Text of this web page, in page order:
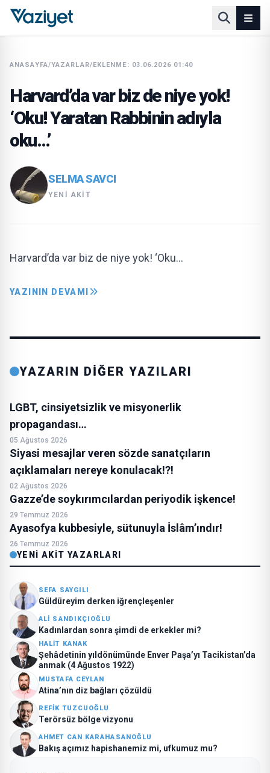
ANASAYFA/YAZARLAR/EKLENME: 03.06.2026 01:40
Harvard’da var biz de niye yok!
‘Oku! Yaratan Rabbinin adıyla
oku…’
SELMA SAVCI
YENI AKIT
Harvard’da var biz de niye yok! ‘Oku…
YAZININ DEVAMI
YAZARIN DİĞER YAZILARI
LGBT, cinsiyetsizlik ve misyonerlik
propagandası…
05 Ağustos 2026
Siyasi mesajlar veren sözde sanatçıların
açıklamaları nereye konulacak!?!
02 Ağustos 2026
Gazze’de soykırımcılardan periyodik işkence!
29 Temmuz 2026
Ayasofya kubbesiyle, sütunuyla İslâm’ındır!
26 Temmuz 2026
YENI AKIT YAZARLARI
SEFA SAYGILI
Güldüreyim derken iğrençleşenler
ALI SANDIKÇIOĞLU
Kadınlardan sonra şimdi de erkekler mi?
HALIT KANAK
Şehâdetinin yıldönümünde Enver Paşa’yı Tacikistan’da
anmak (4 Ağustos 1922)
MUSTAFA CEYLAN
Atina’nın diz bağları çözüldü
REFIK TUZCUOĞLU
Terörsüz bölge vizyonu
AHMET CAN KARAHASANOĞLU
Bakış açımız hapishanemiz mi, ufkumuz mu?